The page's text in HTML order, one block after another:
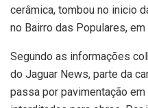
cerâmica, tombou no inicio
no Bairro das Populares, em
Segundo as informações
do Jaguar News, parte da
passa por pavimentação